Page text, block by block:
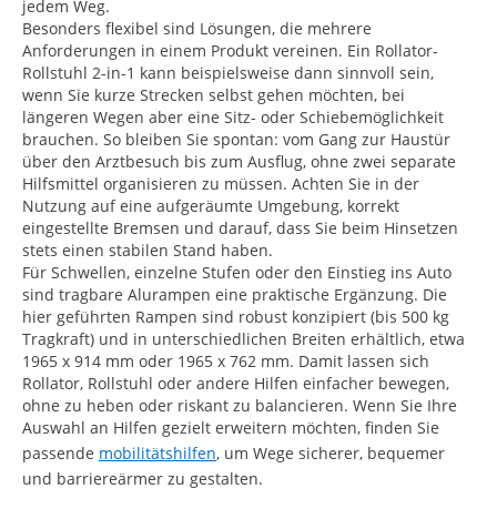
jedem Weg.
Besonders flexibel sind Lösungen, die mehrere
Anforderungen in einem Produkt vereinen. Ein Rollator-
Rollstuhl 2-in-1 kann beispielsweise dann sinnvoll sein,
wenn Sie kurze Strecken selbst gehen möchten, bei
längeren Wegen aber eine Sitz- oder Schiebemöglichkeit
brauchen. So bleiben Sie spontan: vom Gang zur Haustür
über den Arztbesuch bis zum Ausflug, ohne zwei separate
Hilfsmittel organisieren zu müssen. Achten Sie in der
Nutzung auf eine aufgeräumte Umgebung, korrekt
eingestellte Bremsen und darauf, dass Sie beim Hinsetzen
stets einen stabilen Stand haben.
Für Schwellen, einzelne Stufen oder den Einstieg ins Auto
sind tragbare Alurampen eine praktische Ergänzung. Die
hier geführten Rampen sind robust konzipiert (bis 500 kg
Tragkraft) und in unterschiedlichen Breiten erhältlich, etwa
1965 x 914 mm oder 1965 x 762 mm. Damit lassen sich
Rollator, Rollstuhl oder andere Hilfen einfacher bewegen,
ohne zu heben oder riskant zu balancieren. Wenn Sie Ihre
Auswahl an Hilfen gezielt erweitern möchten, finden Sie
passende mobilitätshilfen, um Wege sicherer, bequemer
und barriereärmer zu gestalten.